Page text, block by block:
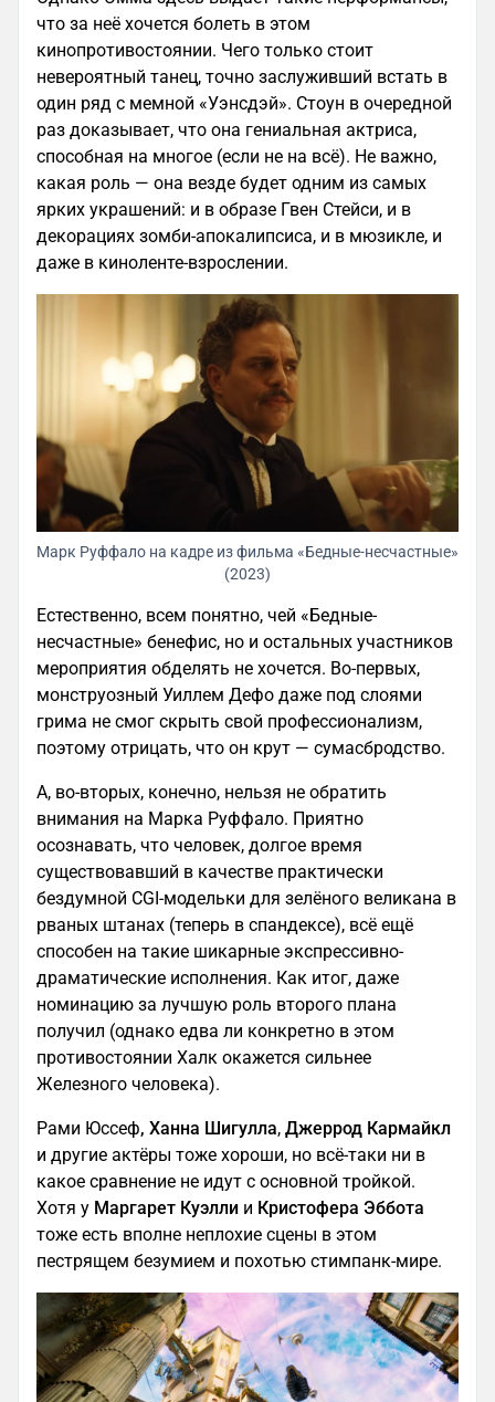
что за неё хочется болеть в этом
кинопротивостоянии. Чего только стоит
невероятный танец, точно заслуживший встать в
один ряд с мемной «Уэнсдэй». Стоун в очередной
раз доказывает, что она гениальная актриса,
способная на многое (если не на всё). Не важно,
какая роль — она везде будет одним из самых
ярких украшений: и в образе Гвен Стейси, и в
декорациях зомби-апокалипсиса, и в мюзикле, и
даже в киноленте-взрослении.
Марк Руффало на кадре из фильма «Бедные-несчастные»
(2023)
Естественно, всем понятно, чей «Бедные-
несчастные» бенефис, но и остальных участников
мероприятия обделять не хочется. Во-первых,
монструозный Уиллем Дефо даже под слоями
грима не смог скрыть свой профессионализм,
поэтому отрицать, что он крут — сумасбродство.
А, во-вторых, конечно, нельзя не обратить
внимания на Марка Руффало. Приятно
осознавать, что человек, долгое время
существовавший в качестве практически
бездумной CGI-модельки для зелёного великана в
рваных штанах (теперь в спандексе), всё ещё
способен на такие шикарные экспрессивно-
драматические исполнения. Как итог, даже
номинацию за лучшую роль второго плана
получил (однако едва ли конкретно в этом
противостоянии Халк окажется сильнее
Железного человека).
Рами Юссеф, Ханна Шигулла, Джеррод Кармайкл
и другие актёры тоже хороши, но всё-таки ни в
какое сравнение не идут с основной тройкой.
Хотя у Маргарет Куэлли и Кристофера Эббота
тоже есть вполне неплохие сцены в этом
пестрящем безумием и похотью стимпанк-мире.